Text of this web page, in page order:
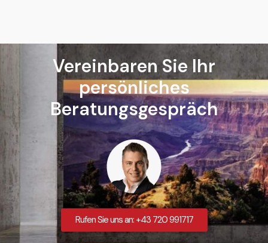
Vereinbaren Sie Ihr
persönliches
Beratungsgespräch
Rufen Sie uns an: +43 720 991717